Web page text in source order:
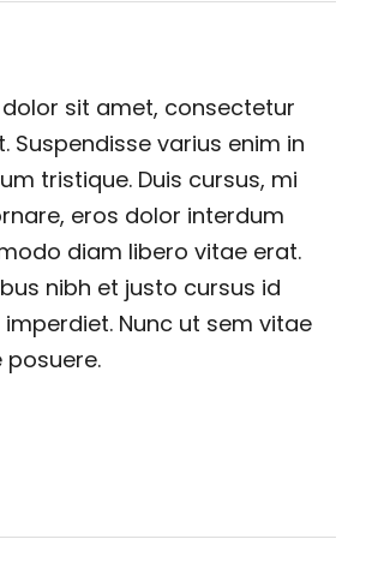
sit amet, consectetur
Suspendisse varius enim in
tristique. Duis cursus, mi
eros dolor interdum
diam libero vitae erat.
nibh et justo cursus id
Nunc ut sem vitae
posuere.